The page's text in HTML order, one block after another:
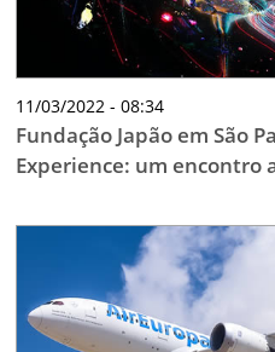
11/03/2022 - 08:34
Fundação Japão em São
Experience: um encontro